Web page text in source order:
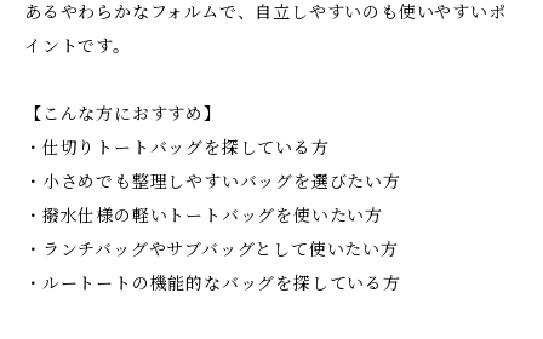
あるやわらかなフォルムで、自立しやすいのも使いやすいポ
イントです。
【こんな方におすすめ】
・仕切りトートバッグを探している方
・小さめでも整理しやすいバッグを選びたい方
・撥水仕様の軽いトートバッグを使いたい方
・ランチバッグやサブバッグとして使いたい方
・ルートートの機能的なバッグを探している方